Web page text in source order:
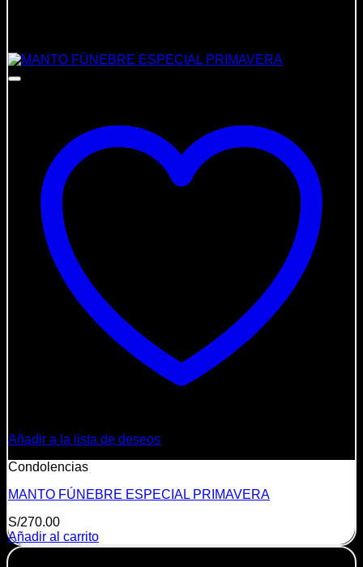
Añadir a la lista de deseos
Condolencias
MANTO FÚNEBRE ESPECIAL PRIMAVERA
S/270.00
Añadir al carrito